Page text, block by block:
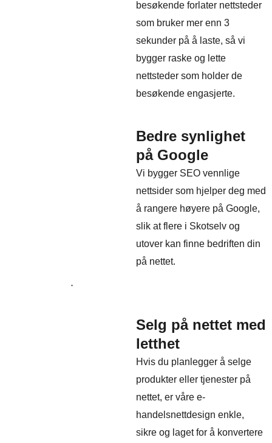
besøkende forlater nettsteder
som bruker mer enn 3
sekunder på å laste, så vi
bygger raske og lette
nettsteder som holder de
besøkende engasjerte.
Bedre synlighet
på Google
Vi bygger SEO vennlige
nettsider som hjelper deg med
å rangere høyere på Google,
slik at flere i Skotselv og
utover kan finne bedriften din
på nettet.
Selg på nettet med
letthet
Hvis du planlegger å selge
produkter eller tjenester på
nettet, er våre e-
handelsnettdesign enkle,
sikre og laget for å konvertere